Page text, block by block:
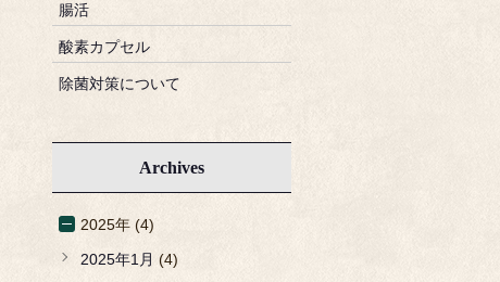
腸活
酸素カプセル
除菌対策について
Archives
2025年 (4)
2025年1月 (4)